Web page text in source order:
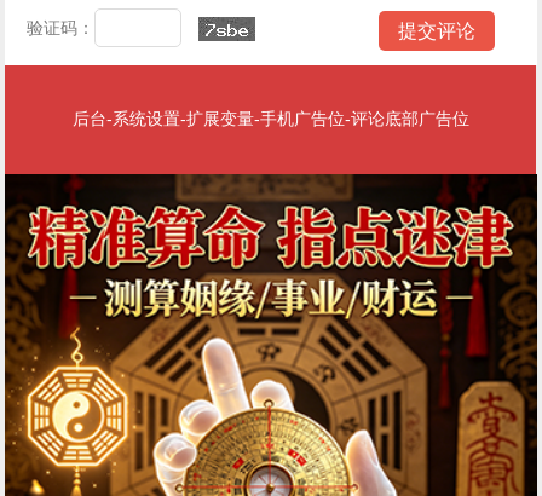
验证码：
后台-系统设置-扩展变量-手机广告位-评论底部广告位